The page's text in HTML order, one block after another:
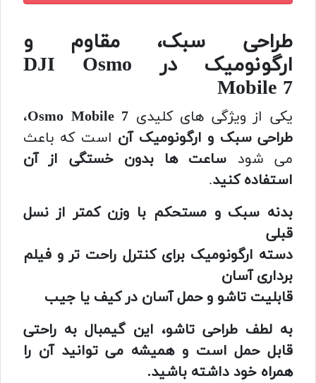
طراحی سبک، مقاوم و
ارگونومیک در DJI Osmo
Mobile 7
یکی از ویژگی های کلیدی Osmo Mobile 7،
طراحی سبک و ارگونومیک آن است که باعث
می شود ساعت ها بدون خستگی از آن
استفاده کنید.
بدنه سبک و مستحکم با وزن کمتر از نسل
قبلی
دسته ارگونومیک برای کنترل راحت تر و فیلم
برداری آسان
قابلیت تاشو و حمل آسان در کیف یا جیب
به لطف طراحی تاشو، این گیمبال به راحتی
قابل حمل است و همیشه می توانید آن را
همراه خود داشته باشید.